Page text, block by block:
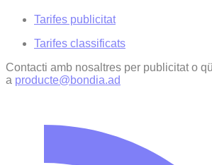
Tarifes publicitat
Tarifes classificats
Contacti amb nosaltres per publicitat o
a producte@bondia.ad